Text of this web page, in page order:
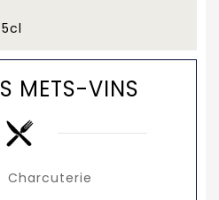
METS-VINS
Charcuterie